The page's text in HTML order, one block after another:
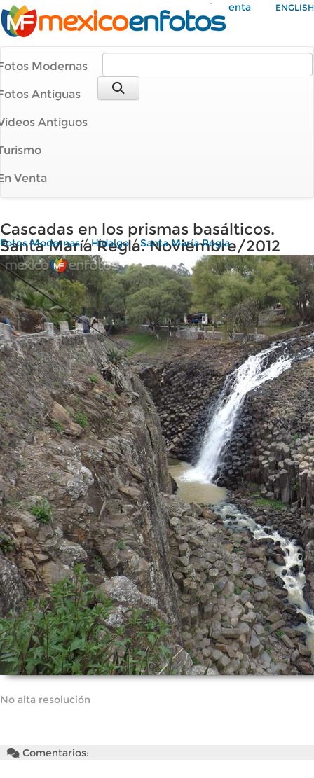
Mi Cuenta ENGLISH
Modernas
Antiguas
Antiguos
Venta
Cascadas en los prismas basálticos.
Santa María Regla. Noviembre/2012
Fotos Modernas/Hidalgo/Santa María Regla
No alta resolución
Comentarios: